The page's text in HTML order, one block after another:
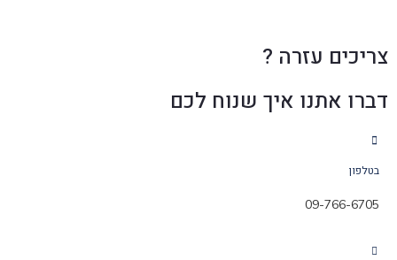
צריכים עזרה ?
דברו אתנו איך שנוח לכם
בטלפון
09-766-6705